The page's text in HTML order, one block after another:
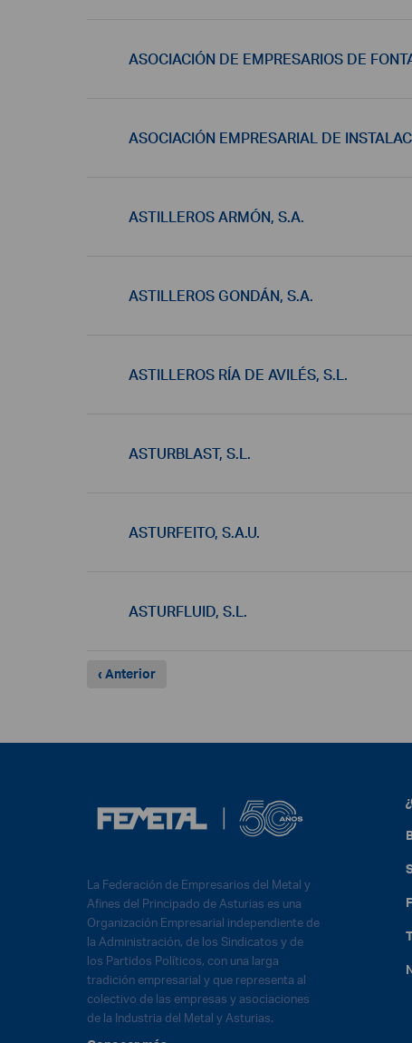
ASOCIACIÓN DE EMPRESARIOS DE
ASOCIACIÓN EMPRESARIAL DE
ASTILLEROS ARMÓN, S.A.
ASTILLEROS GONDÁN, S.A.
ASTILLEROS RÍA DE AVILÉS, S.L.
ASTURBLAST, S.L.
ASTURFEITO, S.A.U.
ASTURFLUID, S.L.
‹ Anterior
La Federación de Empresarios del Metal y
Afines del Principado de Asturias es una
Organización Empresarial independiente de
la Administración, de los Sindicatos y de
los Partidos Políticos, con una larga
tradición empresarial y que representa al
colectivo de las empresas y asociaciones
de la Industria del Metal y Asturias.